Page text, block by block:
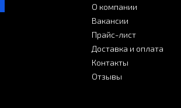
О компании
Вакансии
Прайс-лист
Доставка и оплата
Контакты
Отзывы